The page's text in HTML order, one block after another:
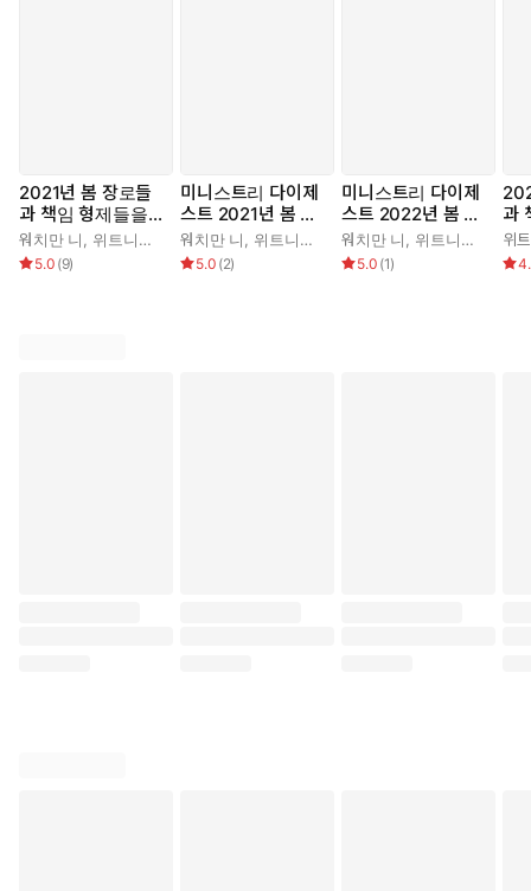
2021년 봄 장로들
과 책임 형제들을
위한 국제 훈련
워치만 니 위트니스 리
5.0 (9)
미니스트리 다이제
스트 2021년 봄 장
로들과 책임 형제들
을 위한 국제 훈련
워치만 니 위트니스 리
5.0 (2)
미니스트리 다이제
스트 2022년 봄 장
로들과 책임 형제들
을 위한 국제 훈련
워치만 니 위트니스 리
5.0 (1)
과
위
위